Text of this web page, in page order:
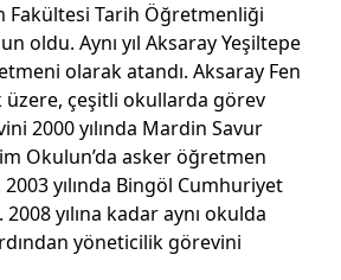
Fakültesi Tarih Öğretmenliği
oldu. Aynı yıl Aksaray Yeşiltepe
olarak atandı. Aksaray Fen
üzere, çeşitli okullarda görev
2000 yılında Mardin Savur
Okulun’da asker öğretmen
yılında Bingöl Cumhuriyet
2008 yılına kadar aynı okulda
yöneticilik görevini